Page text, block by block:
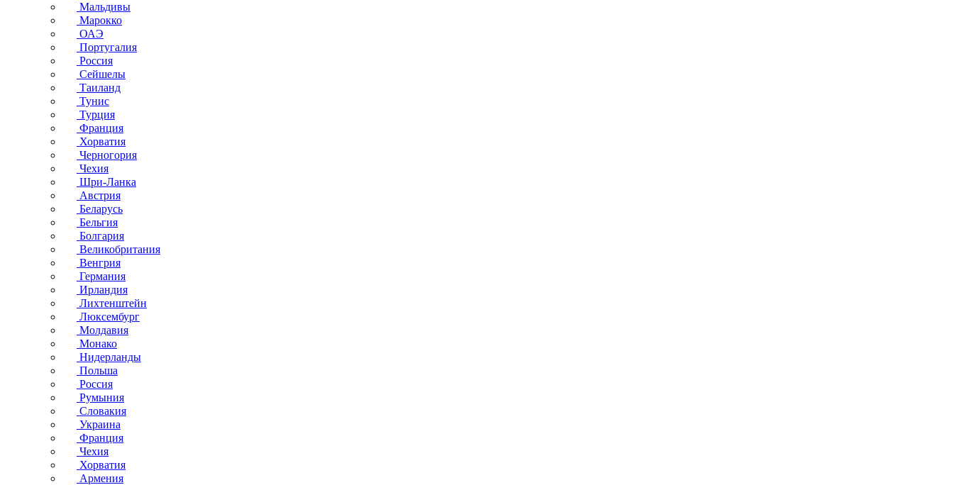
Мальдивы
Марокко
ОАЭ
Португалия
Россия
Сейшелы
Таиланд
Тунис
Турция
Франция
Хорватия
Черногория
Чехия
Шри-Ланка
Австрия
Беларусь
Бельгия
Болгария
Великобритания
Венгрия
Германия
Ирландия
Лихтенштейн
Люксембург
Молдавия
Монако
Нидерланды
Польша
Россия
Румыния
Словакия
Украина
Франция
Чехия
Хорватия
Армения